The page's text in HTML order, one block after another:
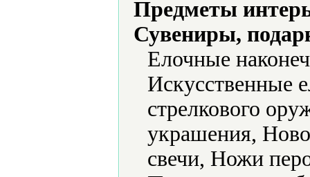
Предметы
Сувениры,
Елочные
Искусственные
стрелкового
украшения,
свечи, Ножи